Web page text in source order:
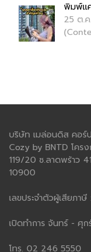
พิมพ์แ
25 ต.
บริษัท เมล่อนดิส คอร์
Cozy by BNTD โคร
119/20 ซ.ลาดพร้าว
10900
เลขประจำตัวผู้เสียภา
เปิดทำการ จันทร์ - ศุ
โทร. 02 246 5550